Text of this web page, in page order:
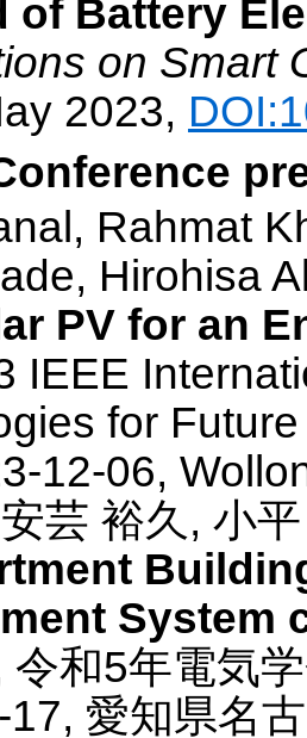
of Battery
on Smart
2023,
Rahmat
Hirohisa
PV for an
IEEE
for
12-06,
芸 裕久, 小
System
令和5年電気
17, 愛知県名